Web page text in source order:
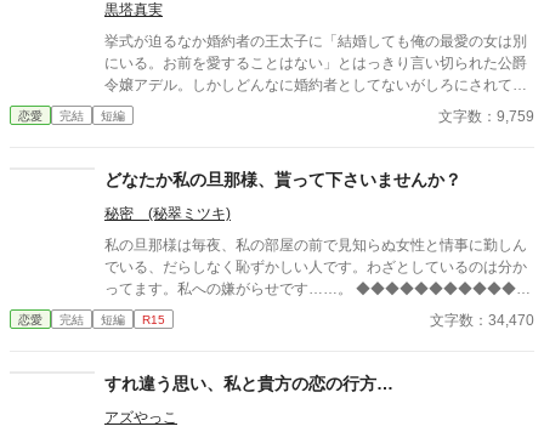
黒塔真実
挙式が迫るなか婚約者の王太子に「結婚しても俺の最愛の女は別
にいる。お前を愛することはない」とはっきり言い切られた公爵
令嬢アデル。しかしどんなに婚約者としてないがしろにされても
女性としての誇りを傷つけられても彼女は平気だった。なぜなら
大切な「心の拠り所」があるから……。しかし、王立学園の卒業
を受けるのだった―― ※神視点。■なろうにも別タイトルで重
複投稿←【ジャンル日間4位】。
恋愛 完結 短編 文字数：9,759
どなたか私の旦那様、貰って下さいませんか？
秘密 (秘翠ミツキ)
私の旦那様は毎夜、私の部屋の前で見知らぬ女性と情事に勤しん
でいる、だらしなく恥ずかしい人です。わざとしているのは分か
ってます。私への嫌がらせです……。 ◆◆◆◆◆◆◆◆◆◆◆◆
◆◆◆◆◆◆◆◆◆◆◆ 政略結婚で、離縁出来ないけど離縁した
い。 無類の女好きの従兄の侯爵令息フェルナンドと伯爵令嬢のロ
彼。政略結婚故、愛妾を作るなとは思わないが、せめて本邸に連
れ込むのはやめて欲しい……気分が悪い。 彼は所謂美青年で、若
くして騎士団副長であり兎に角モテる。結婚してもそれは変わら
恋愛 完結 短編 R15 文字数：34,470
すれ違う思い、私と貴方の恋の行方…
アズやっこ